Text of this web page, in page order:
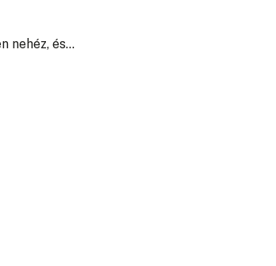
nehéz, és…